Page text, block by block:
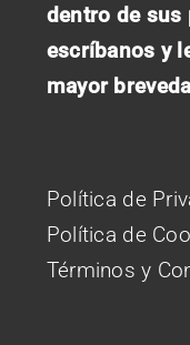
dentro de sus
escríbanos y
mayor
Política de
Política de
Términos y